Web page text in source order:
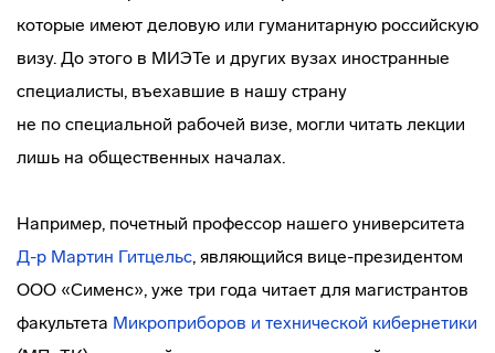
которые имеют деловую или гуманитарную российскую
визу. До этого в МИЭТе и других вузах иностранные
специалисты, въехавшие в нашу страну
не по специальной рабочей визе, могли читать лекции
лишь на общественных началах.
Например, почетный профессор нашего университета
Д-р Мартин Гитцельс, являющийся вице-президентом
ООО «Сименс», уже три года читает для магистрантов
факультета Микроприборов и технической кибернетики